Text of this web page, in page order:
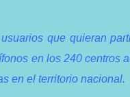
que quieran
en los 240 centros
en el territorio nacional.